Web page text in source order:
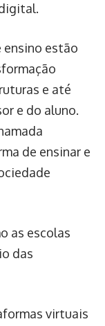
ensino estão
e até
e do aluno.
de ensinar e
as escolas
das
virtuais